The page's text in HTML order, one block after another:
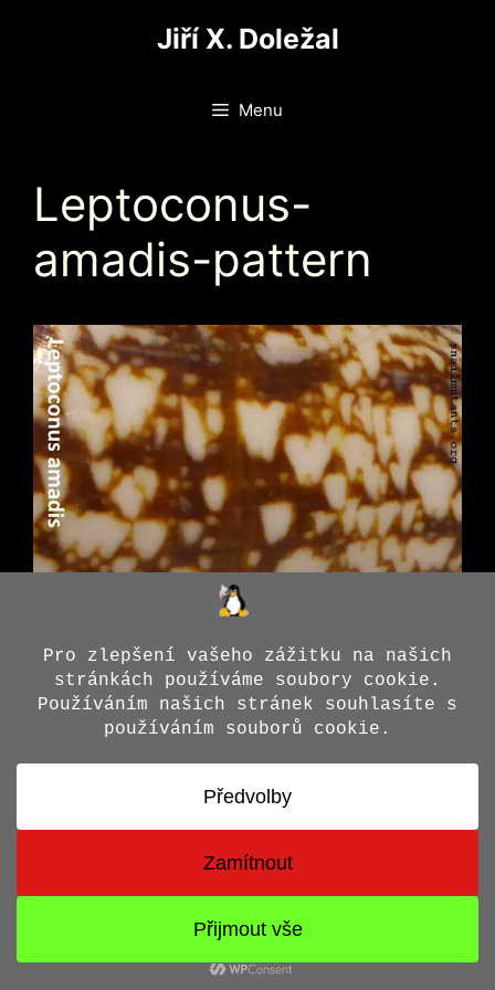
Jiří X. Doležal
Menu
Leptoconus-
amadis-pattern
© 2026 Jiří X. Doležal• Vytvořeno s
GeneratePress